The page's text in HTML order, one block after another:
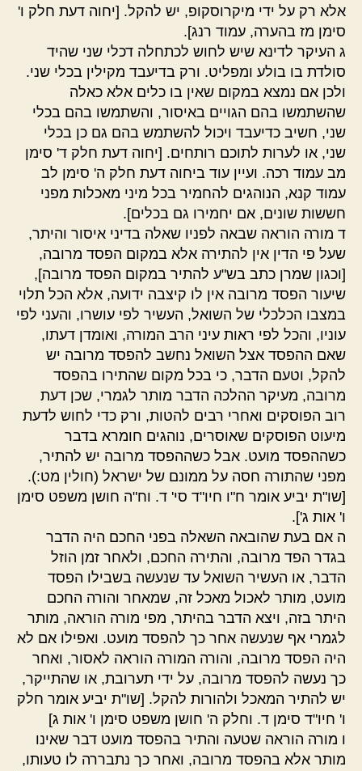
אלא רק על ידי מיקרוסקופ, יש להקל. [יחוה דעת חלק ו'
סימן מז בהערה, עמוד רנג].
ג העיקר לדינא שיש לחוש לכתחלה דכלי שני שהיד
סולדת בו בולע ומפליט. ורק בדיעבד מקילין בכלי שני.
ולכן אם נמצא במקום שאין בו כלים אלא כאלה
שהשתמשו בהם הגויים באיסור, והשתמשו בהם בכלי
שני, חשיב כדיעבד ויכול להשתמש בהם גם כן בכלי
שני, או לערות לתוכם רותחים. [יחוה דעת חלק ד' סימן
מב עמוד רכה. ועיין עוד ביחוה דעת חלק ה' סימן לב
עמוד קנא, הנוהגים להחמיר בכל מיני מאכלות מפני
חששות שונים, אם יחמירו גם בכלים].
ד מורה הוראה שבאה לפניו שאלה בדיני איסור והיתר,
שעל פי הדין אין להתירה אלא במקום הפסד מרובה,
[וכגון שמרן כתב בש"ע להתיר במקום הפסד מרובה],
שיעור הפסד מרובה אין לו קיצבה ידועה, אלא הכל תלוי
במצבו הכלכלי של השואל, העשיר לפי עושרו, והעני לפי
עוניו, והכל לפי ראות עיני הרב המורה, ואומדן דעתו,
שאם ההפסד אצל השואל נחשב להפסד מרובה יש
להקל, וטעם הדבר, כי בכל מקום שהתירו בהפסד
מרובה, מעיקר ההלכה הדבר מותר לגמרי, שכן דעת
רוב הפוסקים ואחרי רבים להטות, ורק כדי לחוש לדעת
מיעוט הפוסקים שאוסרים, נוהגים חומרא בדבר
כשההפסד מועט. אבל כשההפסד מרובה יש להתיר,
מפני שהתורה חסה על ממונם של ישראל (חולין מט:).
[שו"ת יביע אומר ח"ו חיו"ד סי' ד. וח"ה חושן משפט סימן
ו' אות ג'].
ה אם בעת שהובאה השאלה בפני החכם היה הדבר
בגדר הפד מרובה, והתירה החכם, ולאחר זמן הוזל
הדבר, או העשיר השואל עד שנעשה בשבילו הפסד
מועט, מותר לאכול מאכל זה, שמאחר והורה החכם
היתר בזה, ויצא הדבר בהיתר, מפי מורה הוראה, מותר
לגמרי אף שנעשה אחר כך להפסד מועט. ואפילו אם לא
היה הפסד מרובה, והורה המורה הוראה לאסור, ואחר
כך נעשה להפסד מרובה, על ידי תערובת, או שהתייקר,
יש להתיר המאכל ולהורות להקל. [שו"ת יביע אומר חלק
ו' חיו"ד סימן ד. וחלק ה' חושן משפט סימן ו' אות ג]
ו מורה הוראה שטעה והתיר בהפסד מועט דבר שאינו
מותר אלא בהפסד מרובה, ואחר כך נתבררה לו טעותו,